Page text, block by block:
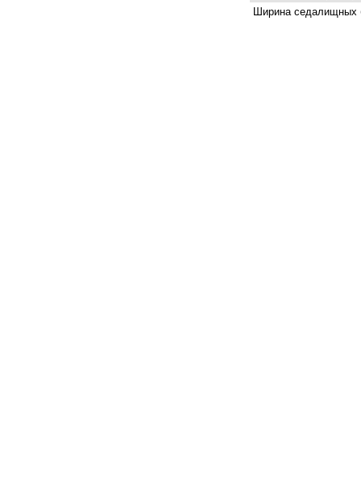
Ширина седалищных